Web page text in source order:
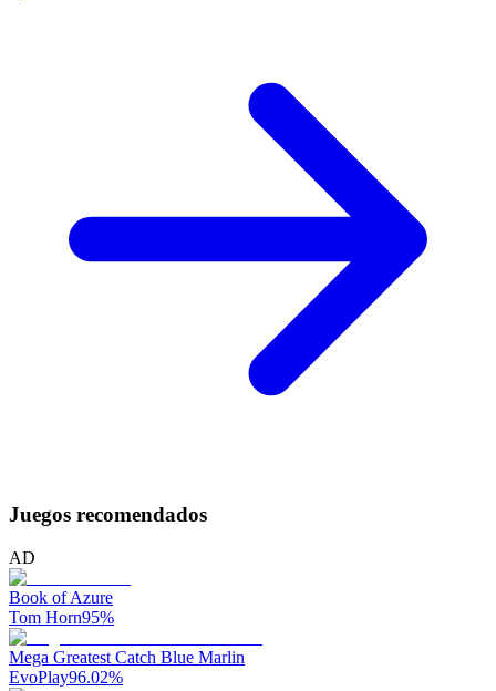
Juegos recomendados
AD
Book of Azure
Tom Horn95%
Mega Greatest Catch Blue Marlin
EvoPlay96.02%